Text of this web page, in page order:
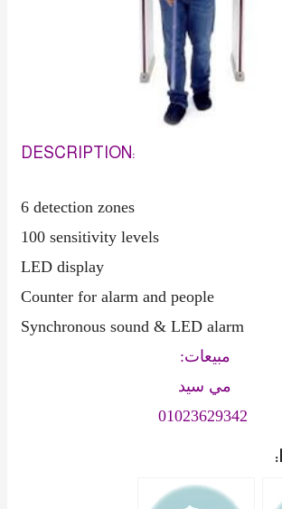
DESCRIPTION:
6 detection zones
100 sensitivity levels
LED display
Counter for alarm and people
Synchronous sound & LED alarm
مبيعات:
مي سيد
01023629342